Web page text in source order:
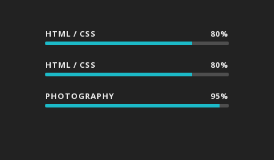
HTML / CSS 80%
HTML / CSS 80%
PHOTOGRAPHY 95%